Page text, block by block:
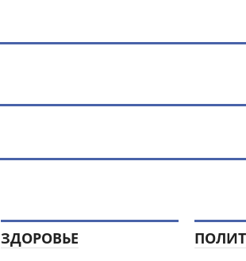
ЗДОРОВЬЕ